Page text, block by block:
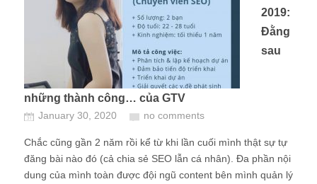
2019:
Đằng
sau
những thành công… của GTV
January 30, 2020 no comments
Chắc cũng gần 2 năm rồi kể từ khi lần cuối mình thật sự tự
đăng bài nào đó (cả chia sẻ SEO lẫn cá nhân). Đa phần nội
dung của mình toàn được đội ngũ content bên mình quản lý